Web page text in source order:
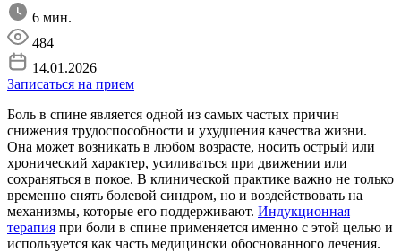
6 мин.
484
14.01.2026
Записаться на прием
Боль в спине является одной из самых частых причин
снижения трудоспособности и ухудшения качества жизни.
Она может возникать в любом возрасте, носить острый или
хронический характер, усиливаться при движении или
сохраняться в покое. В клинической практике важно не только
временно снять болевой синдром, но и воздействовать на
механизмы, которые его поддерживают. Индукционная
терапия при боли в спине применяется именно с этой целью и
используется как часть медицински обоснованного лечения.